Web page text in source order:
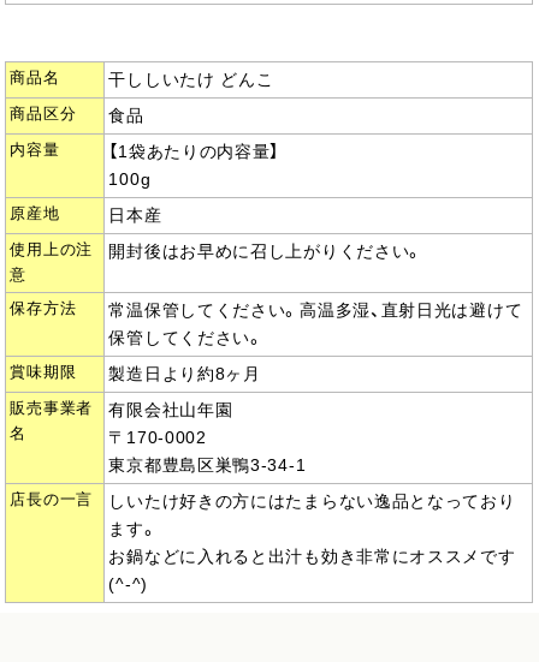
商品名 干ししいたけ どんこ
商品区分 食品
内容量
【1袋あたりの内容量】
100g
原産地 日本産
使用上の注
意
開封後はお早めに召し上がりください。
保存方法
常温保管してください。高温多湿、直射日光は避けて
保管してください。
賞味期限 製造日より約8ヶ月
販売事業者
名
有限会社山年園
〒170-0002
東京都豊島区巣鴨3-34-1
店長の一言
しいたけ好きの方にはたまらない逸品となっており
ます。
お鍋などに入れると出汁も効き非常にオススメです
(^-^)